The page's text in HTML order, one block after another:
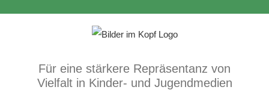
Für eine stärkere Repräsentanz von
Vielfalt in Kinder- und Jugendmedien